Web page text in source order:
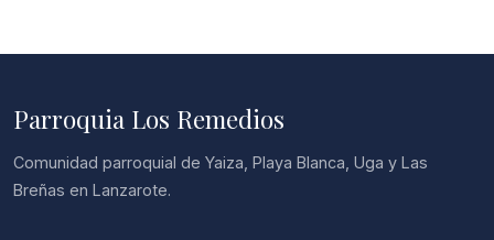
Parroquia Los Remedios
Comunidad parroquial de Yaiza, Playa Blanca, Uga y Las
Breñas en Lanzarote.